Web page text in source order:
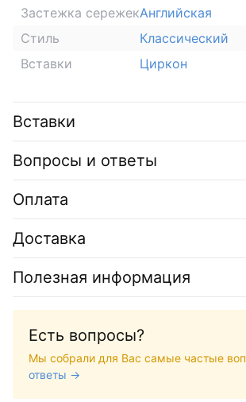
Застежка сережекАнглийская
Стиль
Классический
Вставки
Циркон
Вставки
Вопросы и ответы
Оплата
Доставка
Полезная информация
Есть вопросы?
Мы собрали для Вас самые частые
ответы →